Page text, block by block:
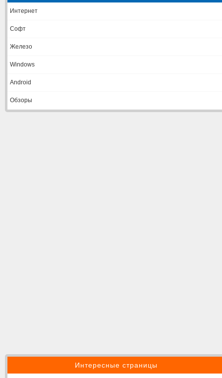
Интернет
Софт
Железо
Windows
Android
Обзоры
Интересные страницы